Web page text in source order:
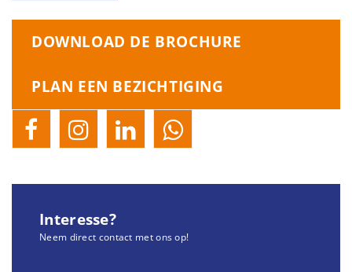
DOWNLOAD DE BROCHURE
PLAN EEN BEZICHTIGING
Interesse?
Neem direct contact met ons op!